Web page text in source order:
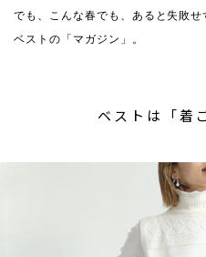
でも、こんな春でも、あると失敗
ベストの「マガジン」。
ベストは「着